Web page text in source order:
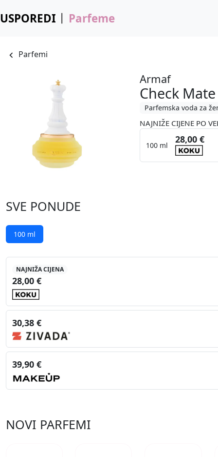
USPOREDI Parfeme
Parfemi
Armaf
Check
Parfemska voda za
NAJNIŽE CIJENE PO
100 ml
28,00 €
SVE PONUDE
100 ml
NAJNIŽA CIJENA
28,00 €
30,38 €
39,90 €
NOVI PARFEMI